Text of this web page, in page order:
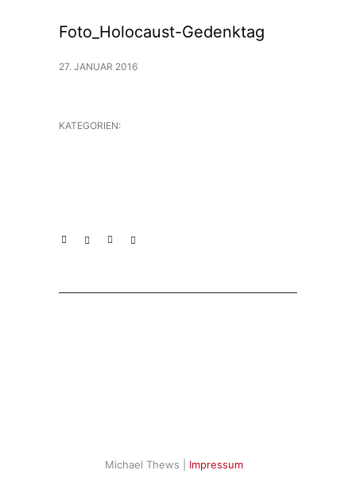
Foto_Holocaust-Gedenktag
27. JANUAR 2016
KATEGORIEN:
Michael Thews | Impressum